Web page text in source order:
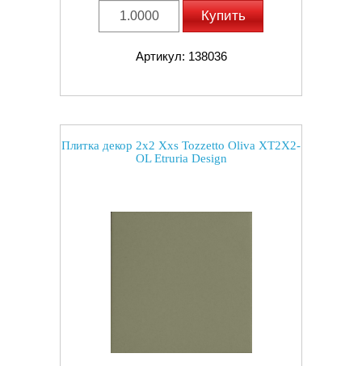
Купить
Артикул: 138036
Плитка декор 2x2 Xxs Tozzetto Oliva XT2X2-
OL Etruria Design